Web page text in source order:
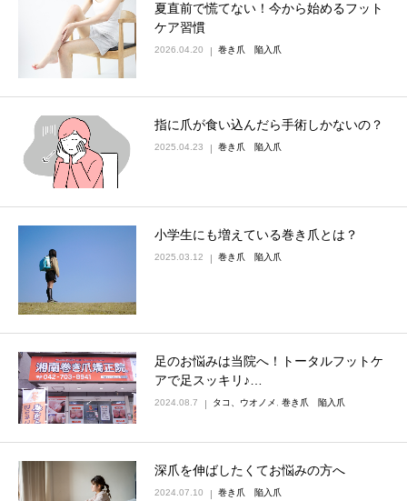
夏直前で慌てない！今から始めるフット
ケア習慣
2026.04.20 巻き爪 陥入爪
指に爪が食い込んだら手術しかないの？
2025.04.23 巻き爪 陥入爪
小学生にも増えている巻き爪とは？
2025.03.12 巻き爪 陥入爪
足のお悩みは当院へ！トータルフットケ
アで足スッキリ♪…
2024.08.7 タコ、ウオノメ 巻き爪 陥入爪
深爪を伸ばしたくてお悩みの方へ
2024.07.10 巻き爪 陥入爪